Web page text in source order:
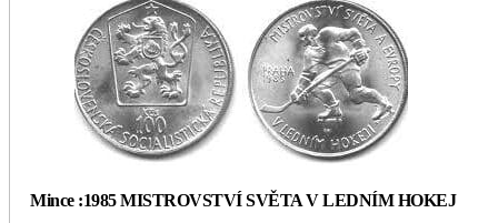
Mince :1985 MISTROVSTVÍ SVĚTA V LEDNÍM HOKEJ